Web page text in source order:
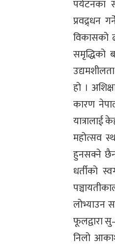
पर्यटनका
प्रवद्र्धन
विकासको
समृद्धिको
हो ।
कारण
यात्रालाई
महोत्सव
हुनसक्ने छैन
धर्तीको
लोभ्याउन
फूलद्वारा
निलो